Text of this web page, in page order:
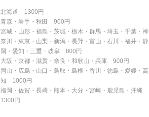
北海道 1300円
青森・岩手・秋田 900円
宮城・山形・福島・茨城・栃木・群馬・埼玉・千葉・神
奈川・東京・山梨・新潟・長野・富山・石川・福井・静
岡・愛知・三重・岐阜 800円
大阪・京都・滋賀・奈良・和歌山・兵庫 900円
岡山・広島・山口・鳥取・島根・香川・徳島・愛媛・高
知 1000円
福岡・佐賀・長崎・熊本・大分・宮崎・鹿児島・沖縄
1300円